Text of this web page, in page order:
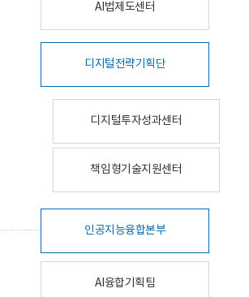
AI법제도센터
디지털전략기획단
디지털투자성과센터
책임형기술지원센터
인공지능융합본부
AI융합기획팀